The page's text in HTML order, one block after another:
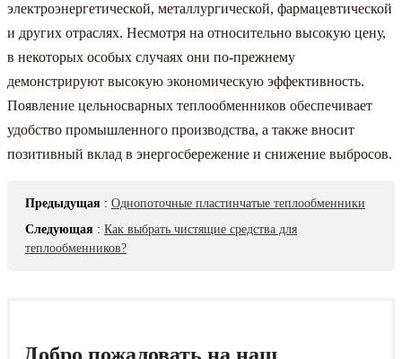
электроэнергетической, металлургической, фармацевтической
и других отраслях. Несмотря на относительно высокую цену,
в некоторых особых случаях они по-прежнему
демонстрируют высокую экономическую эффективность.
Появление цельносварных теплообменников обеспечивает
удобство промышленного производства, а также вносит
позитивный вклад в энергосбережение и снижение выбросов.
Предыдущая : Однопоточные пластинчатые теплообменники
Следующая : Как выбрать чистящие средства для
теплообменников?